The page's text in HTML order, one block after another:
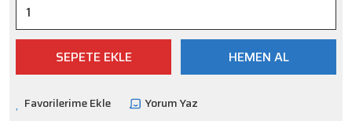
SEPETE EKLE HEMEN AL
Yorum Yaz